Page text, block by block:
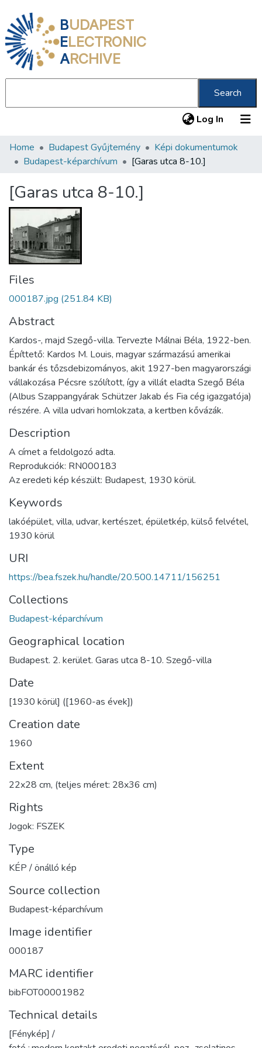
BUDAPEST
ELECTRONIC
ARCHIVE
Search
Log In (current)
Communities & Collections
Statistics
About us
Home Budapest Gyűjtemény
Képi dokumentumok
Budapest-képarchívum
[Garas utca 8-10.]
[Garas utca 8-10.]
Files
000187.jpg (251.84 KB)
Abstract
Kardos-, majd Szegő-villa. Tervezte Málnai Béla, 1922-ben.
Építtető: Kardos M. Louis, magyar származású amerikai
bankár és tőzsdebizományos, akit 1927-ben magyarországi
vállakozása Pécsre szólított, így a villát eladta Szegő Béla
(Albus Szappangyárak Schützer Jakab és Fia cég igazgatója)
részére. A villa udvari homlokzata, a kertben kővázák.
Description
A címet a feldolgozó adta.
Reprodukciók: RN000183
Az eredeti kép készült: Budapest, 1930 körül.
Keywords
lakóépület, villa, udvar, kertészet, épületkép, külső felvétel,
1930 körül
URI
https://bea.fszek.hu/handle/20.500.14711/156251
Collections
Budapest-képarchívum
Geographical location
Budapest. 2. kerület. Garas utca 8-10. Szegő-villa
Date
[1930 körül] ([1960-as évek])
Creation date
1960
Extent
22x28 cm, (teljes méret: 28x36 cm)
Rights
Jogok: FSZEK
Type
KÉP / önálló kép
Source collection
Budapest-képarchívum
Image identifier
000187
MARC identifier
bibFOT00001982
Technical details
[Fénykép] /